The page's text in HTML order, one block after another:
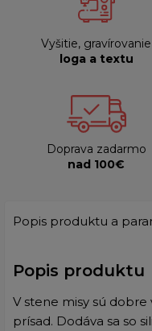
Vyšitie, gravírovanie
loga a textu
Doprava zadarmo
nad 100€
Popis produktu a
Popis produktu
V stene misy sú
prísad. Dodáva sa so